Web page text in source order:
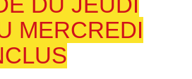
MERCREDI